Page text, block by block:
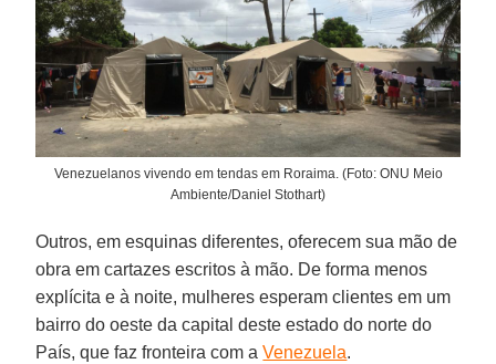
Venezuelanos vivendo em tendas em Roraima. (Foto: ONU Meio
Ambiente/Daniel Stothart)
Outros, em esquinas diferentes, oferecem sua mão de
obra em cartazes escritos à mão. De forma menos
explícita e à noite, mulheres esperam clientes em um
bairro do oeste da capital deste estado do norte do
País, que faz fronteira com aVenezuela.